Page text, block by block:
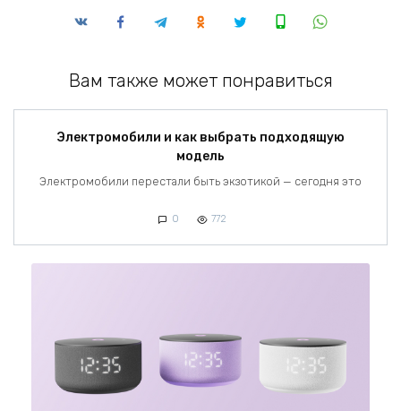
Вам также может понравиться
Электромобили и как выбрать подходящую
модель
Электромобили перестали быть экзотикой — сегодня это
0 772